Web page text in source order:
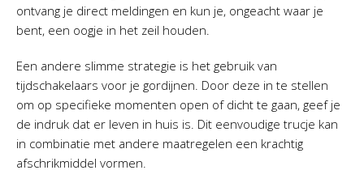
ontvang je direct meldingen en kun je, ongeacht waar je
bent, een oogje in het zeil houden.
Een andere slimme strategie is het gebruik van
tijdschakelaars voor je gordijnen. Door deze in te stellen
om op specifieke momenten open of dicht te gaan, geef je
de indruk dat er leven in huis is. Dit eenvoudige trucje kan
in combinatie met andere maatregelen een krachtig
afschrikmiddel vormen.